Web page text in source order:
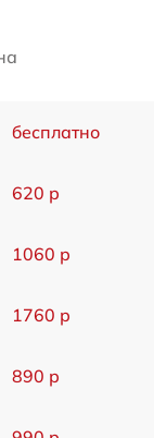
бесплатно
620 р
1060 р
1760 р
890 р